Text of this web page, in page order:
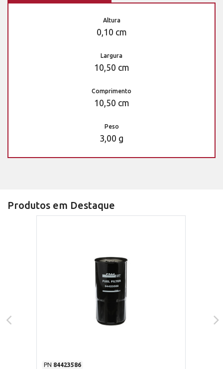
Altura
0,10 cm
Largura
10,50 cm
Comprimento
10,50 cm
Peso
3,00 g
Produtos em Destaque
PN 84423586